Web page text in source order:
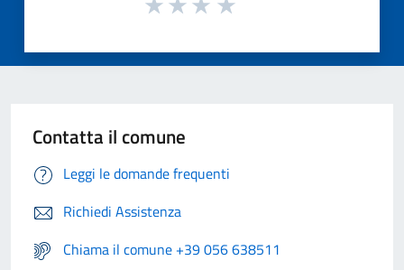
Contatta il comune
Leggi le domande frequenti
Richiedi Assistenza
Chiama il comune +39 056 638511